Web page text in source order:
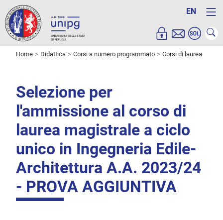
EN
Home Didattica Corsi a numero programmato Corsi di laurea
Selezione per
l'ammissione al corso di
laurea magistrale a ciclo
unico in Ingegneria Edile-
Architettura A.A. 2023/24
- PROVA AGGIUNTIVA